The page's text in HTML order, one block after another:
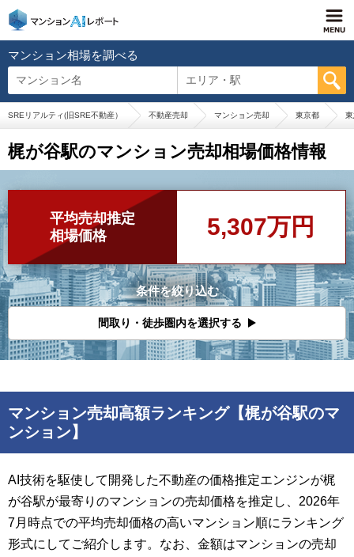
マンション相場を調べる
マンション名 エリア・駅
SREリアルティ(旧SRE不動産） 不動産売却 マンション売却 東京都
梶が谷駅のマンション売却相場価格情報
平均売却推定
相場価格
5,307万円
条件を絞り込む
間取り・徒歩圏内を選択する
マンション売却高額ランキング【梶が谷駅のマ
ンション】
AI技術を駆使して開発した不動産の価格推定エンジンが梶
が谷駅が最寄りのマンションの売却価格を推定し、2026年
7月時点での平均売却価格の高いマンション順にランキング
形式にしてご紹介します。なお、金額はマンションの売却